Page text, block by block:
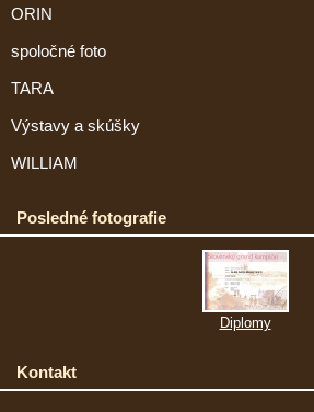
ORIN
spoločné foto
TARA
Výstavy a skúšky
WILLIAM
Posledné fotografie
Diplomy
Kontakt